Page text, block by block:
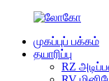
முகப்புப் பக்கம்
தயாரிப்பு
RZ